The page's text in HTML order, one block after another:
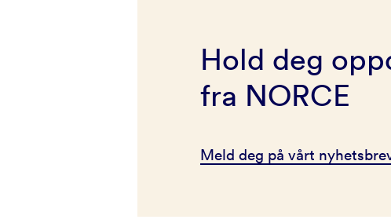
Hold deg
fra NORCE
Meld deg på vårt